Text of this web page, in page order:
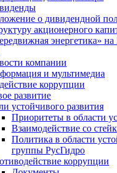
о дивидендной
акционерного
энергетика» на
компании
и мультимедиа
коррупции
развитие
устойчивого развития
Приоритеты в области
Взаимодействие со
Политика в области
группы РусГидро
коррупции